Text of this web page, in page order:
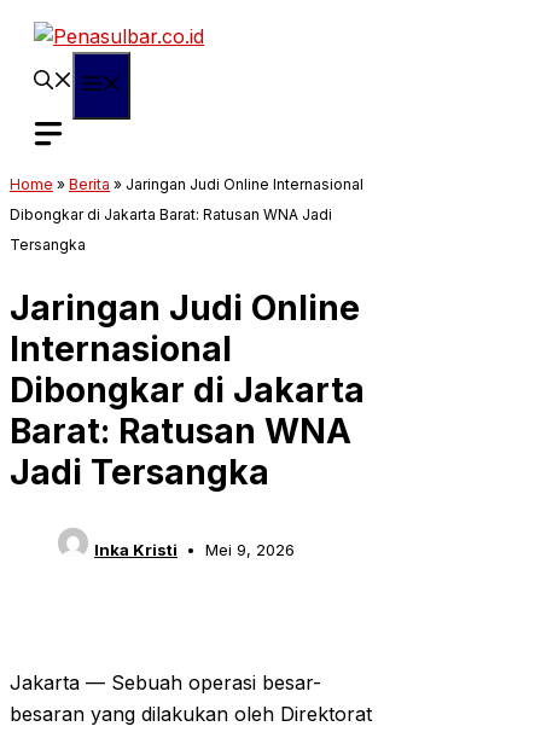
Langsung
Home » Berita » Jaringan Judi Online Internasional
Dibongkar di Jakarta Barat: Ratusan WNA Jadi
Tersangka
Jaringan Judi Online
Internasional
Dibongkar di Jakarta
Barat: Ratusan WNA
Jadi Tersangka
Inka Kristi Mei 9, 2026
Jakarta — Sebuah operasi besar-
besaran yang dilakukan oleh Direktorat